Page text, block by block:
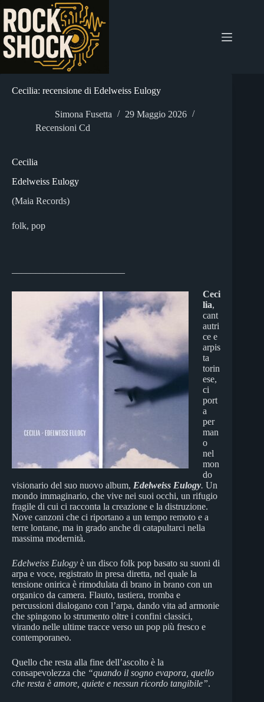
contenuto
Cecilia: recensione di Edelweiss Eulogy
Simona Fusetta
29 Maggio 2026
Recensioni Cd
Cecilia
Edelweiss Eulogy
(Maia Records)
folk, pop
Ceci
lia,
cant
autri
ce e
arpis
ta
torin
ese,
ci
port
a
per
man
o
nel
mon
do
visionario del suo nuovo album, Edelweiss Eulogy. Un
mondo immaginario, che vive nei suoi occhi, un rifugio
fragile di cui ci racconta la creazione e la distruzione.
Nove canzoni che ci riportano a un tempo remoto e a
terre lontane, ma in grado anche di catapultarci nella
massima modernità.
Edelweiss Eulogy è un disco folk pop basato su suoni di
arpa e voce, registrato in presa diretta, nel quale la
tensione onirica è rimodulata di brano in brano con un
organico da camera. Flauto, tastiera, tromba e
percussioni dialogano con l’arpa, dando vita ad armonie
che spingono lo strumento oltre i confini classici,
virando nelle ultime tracce verso un pop più fresco e
contemporaneo.
Quello che resta alla fine dell’ascolto è la
consapevolezza che “quando il sogno evapora, quello
che resta è amore, quiete e nessun ricordo tangibile”.